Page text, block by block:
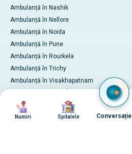
Ambulanță în Nashik
Ambulanță în Nellore
Ambulanță în Noida
Ambulanță în Pune
Ambulanță în Rourkela
Ambulanță în Trichy
Ambulanță în Visakhapatnam
pacienți
Plătiți online
Imagine
Numiri
Imagine
Spitalele Conversație